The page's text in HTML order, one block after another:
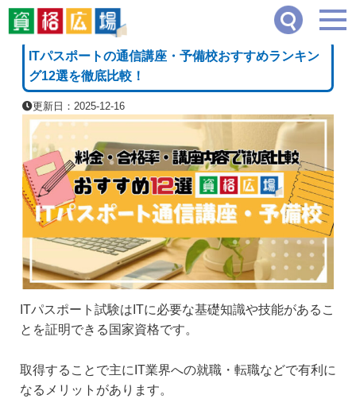
資格広場≫ 教育・保育・学術系 ITパスポートの通信講座・予備校おすすめランキ
[PR]
ITパスポートの通信講座・予備校おすすめランキン
グ12選を徹底比較！
更新日：2025-12-16
ITパスポート試験はITに必要な基礎知識や技能があるこ
とを証明できる国家資格です。
取得することで主にIT業界への就職・転職などで有利に
なるメリットがあります。